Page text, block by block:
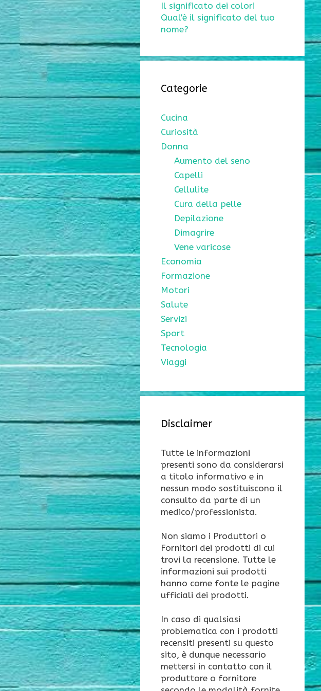
Il significato dei colori
Qual'è il significato del tuo
nome?
Categorie
Cucina
Curiosità
Donna
Aumento del seno
Capelli
Cellulite
Cura della pelle
Depilazione
Dimagrire
Vene varicose
Economia
Formazione
Motori
Salute
Servizi
Sport
Tecnologia
Viaggi
Disclaimer
Tutte le informazioni
presenti sono da considerarsi
a titolo informativo e in
nessun modo sostituiscono il
consulto da parte di un
medico/professionista.
Non siamo i Produttori o
Fornitori dei prodotti di cui
trovi la recensione. Tutte le
informazioni sui prodotti
hanno come fonte le pagine
ufficiali dei prodotti.
In caso di qualsiasi
problematica con i prodotti
recensiti presenti su questo
sito, è dunque necessario
mettersi in contatto con il
produttore o fornitore